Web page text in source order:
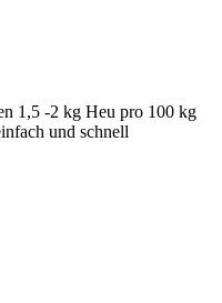
1,5 -2 kg Heu pro 100 kg
und schnell